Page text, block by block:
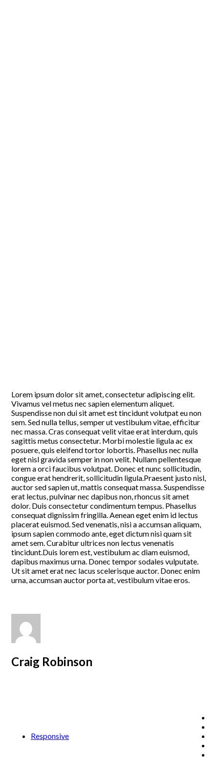
Lorem ipsum dolor sit amet, consectetur adipiscing elit.
Vivamus vel metus nec sapien elementum aliquet.
Suspendisse non dui sit amet est tincidunt volutpat eu non
sem. Sed nulla tellus, semper ut vestibulum vitae, efficitur
nec massa. Cras consequat velit vitae erat interdum, quis
sagittis metus consectetur. Morbi molestie ligula ac ex
posuere, quis eleifend tortor lobortis. Phasellus nec nulla
eget nisl gravida semper in non velit. Nullam pellentesque
lorem a orci faucibus volutpat. Donec et nunc sollicitudin,
congue erat hendrerit, sollicitudin ligula.Praesent justo nisl,
auctor sed sapien ut, mattis consequat massa. Suspendisse
erat lectus, pulvinar nec dapibus non, rhoncus sit amet
dolor. Duis consectetur condimentum tempus. Phasellus
consequat dignissim fringilla. Aenean eget enim id lectus
placerat euismod. Sed venenatis, nisi a accumsan aliquam,
ipsum sapien commodo ante, eget dictum nisi quam sit
amet sem. Curabitur ultrices non lectus venenatis
tincidunt.Duis lorem est, vestibulum ac diam euismod,
dapibus maximus urna. Donec tempor sodales vulputate.
Ut sit amet erat nec lacus scelerisque auctor. Donec enim
urna, accumsan auctor porta at, vestibulum vitae eros.
Craig Robinson
Responsive